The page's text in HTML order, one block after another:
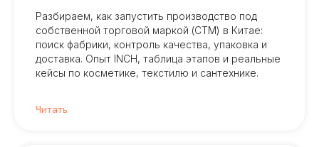
Разбираем, как запустить производство под
собственной торговой маркой (СТМ) в Китае:
поиск фабрики, контроль качества, упаковка и
доставка. Опыт INCH, таблица этапов и реальные
кейсы по косметике, текстилю и сантехнике.
Читать